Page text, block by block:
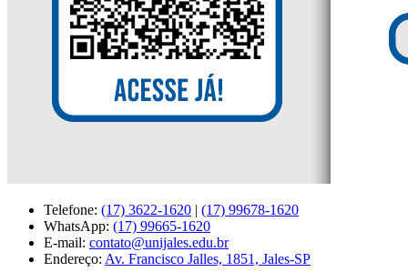
Telefone: (17) 3622-1620 | (17) 99678-1620
WhatsApp: (17) 99665-1620
E-mail: contato@unijales.edu.br
Endereço: Av. Francisco Jalles, 1851, Jales-SP